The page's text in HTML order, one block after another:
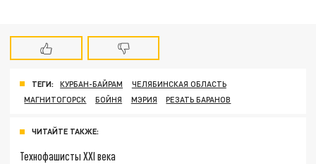
ТЕГИ: КУРБАН-БАЙРАМ
ЧЕЛЯБИНСКАЯ ОБЛАСТЬ
МАГНИТОГОРСК
БОЙНЯ МЭРИЯ РЕЗАТЬ БАРАНОВ
ЧИТАЙТЕ ТАКЖЕ:
Технофашисты XXI века